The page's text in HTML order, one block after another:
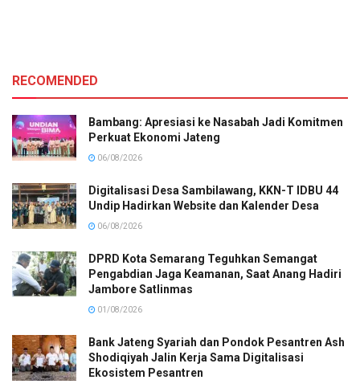
RECOMENDED
Bambang: Apresiasi ke Nasabah Jadi Komitmen
Perkuat Ekonomi Jateng
06/08/2026
Digitalisasi Desa Sambilawang, KKN-T IDBU 44
Undip Hadirkan Website dan Kalender Desa
06/08/2026
DPRD Kota Semarang Teguhkan Semangat
Pengabdian Jaga Keamanan, Saat Anang Hadiri
Jambore Satlinmas
01/08/2026
Bank Jateng Syariah dan Pondok Pesantren Ash
Shodiqiyah Jalin Kerja Sama Digitalisasi
Ekosistem Pesantren